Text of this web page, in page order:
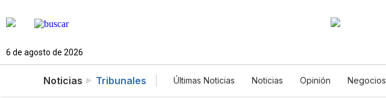
6 de agosto de 2026
Noticias Tribunales Últimas Noticias Noticias Opinión Negocios